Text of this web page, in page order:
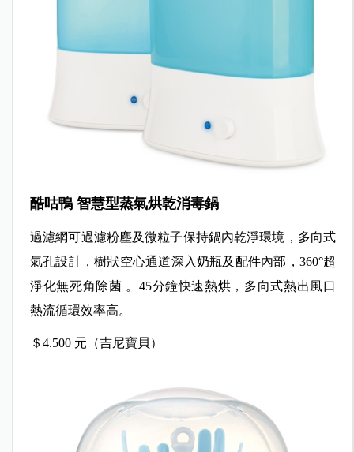
酷咕鴨 智慧型蒸氣烘乾消毒鍋
過濾網可過濾粉塵及微粒子保持鍋內乾淨環境，多向式
氣孔設計，樹狀空心通道深入奶瓶及配件內部，360°超
淨化無死角除菌 。45分鐘快速熱烘，多向式熱出風口
熱流循環效率高。
＄4.500 元（吉尼寶貝）